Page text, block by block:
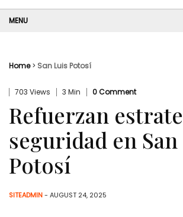
Home> San Luis Potosí
703 Views 3 Min 0 Comment
Refuerzan
seguridad en
Potosí
SITEADMIN- AUGUST 24, 2025